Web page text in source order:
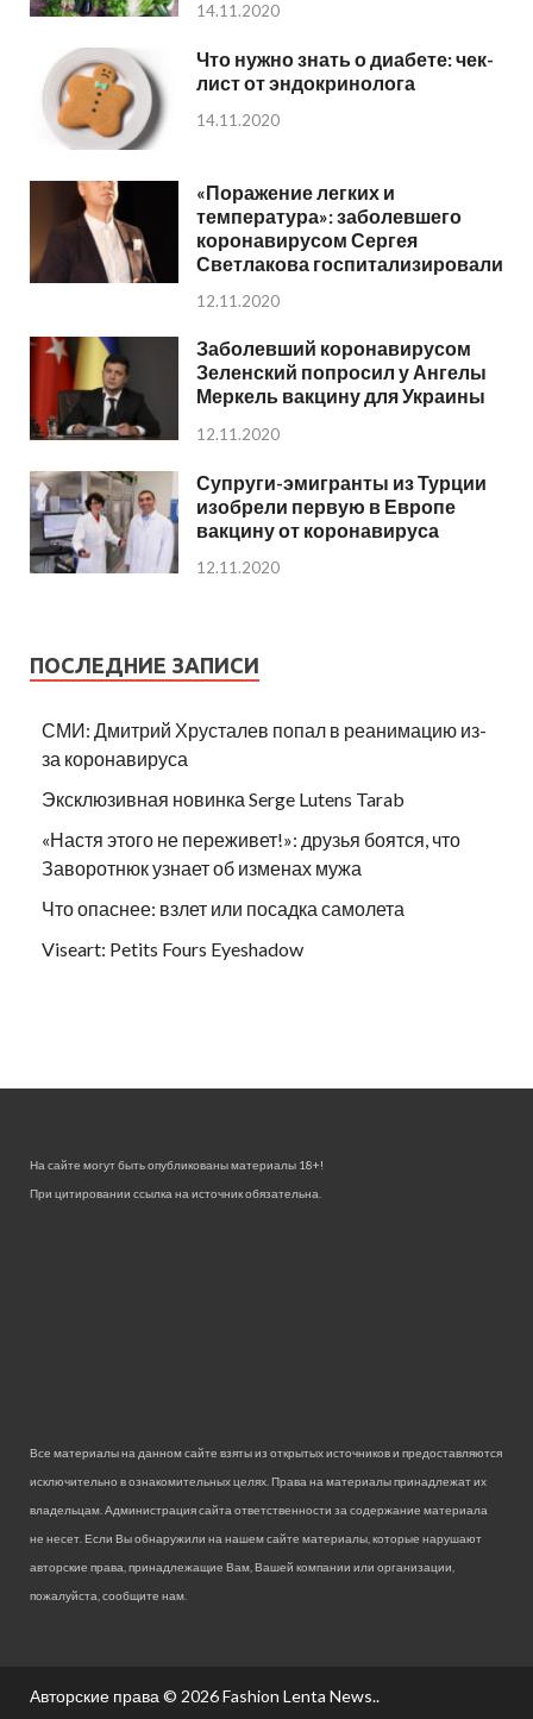
14.11.2020
Что нужно знать о диабете: чек-
лист от эндокринолога
14.11.2020
«Поражение легких и
температура»: заболевшего
коронавирусом Сергея
Светлакова госпитализировали
12.11.2020
Заболевший коронавирусом
Зеленский попросил у Ангелы
Меркель вакцину для Украины
12.11.2020
Супруги-эмигранты из Турции
изобрели первую в Европе
вакцину от коронавируса
12.11.2020
ПОСЛЕДНИЕ ЗАПИСИ
СМИ: Дмитрий Хрусталев попал в реанимацию из-
за коронавируса
Эксклюзивная новинка Serge Lutens Tarab
«Настя этого не переживет!»: друзья боятся, что
Заворотнюк узнает об изменах мужа
Что опаснее: взлет или посадка самолета
Viseart: Petits Fours Eyeshadow
На сайте могут быть опубликованы материалы 18+!
При цитировании ссылка на источник обязательна.
Все материалы на данном сайте взяты из открытых источников и предоставляются
исключительно в ознакомительных целях. Права на материалы принадлежат их
владельцам. Администрация сайта ответственности за содержание материала
не несет. Если Вы обнаружили на нашем сайте материалы, которые нарушают
авторские права, принадлежащие Вам, Вашей компании или организации,
пожалуйста, сообщите нам.
Авторские права © 2026Fashion Lenta News..